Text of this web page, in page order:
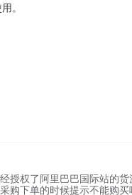
。
授权了阿里巴巴国际站的
购下单的时候提示不能购买